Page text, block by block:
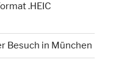
.HEIC
Besuch in München